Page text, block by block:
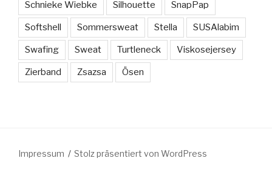
Schnieke Wiebke Silhouette SnapPap
Softshell Sommersweat Stella SUSAlabim
Swafing Sweat Turtleneck Viskosejersey
Zierband Zsazsa Ösen
Impressum Stolz präsentiert von WordPress